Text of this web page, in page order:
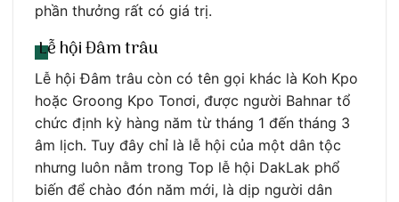
phần thưởng rất có giá trị.
Lễ hội Đâm trâu
Lễ hội Đâm trâu còn có tên gọi khác là Koh Kpo
hoặc Groong Kpo Tonơi, được người Bahnar tổ
chức định kỳ hàng năm từ tháng 1 đến tháng 3
âm lịch. Tuy đây chỉ là lễ hội của một dân tộc
nhưng luôn nằm trong Top lễ hội DakLak phổ
biến để chào đón năm mới, là dịp người dân